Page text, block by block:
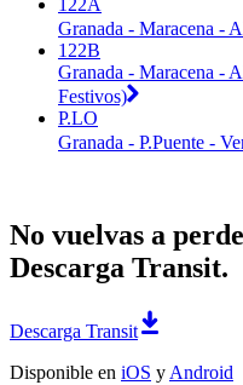
122A
Granada - Maracena -
122B
Granada - Maracena -
Festivos)
P.LO
Granada - P.Puente -
No vuelvas a
Descarga Transit.
Descarga Transit
Disponible en iOS y Android